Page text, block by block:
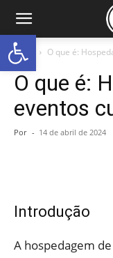
Início O que é:
O que é:
eventos
Por - 14 de abril de 2024
Introdução
A hospedagem de
Abrir a barra de